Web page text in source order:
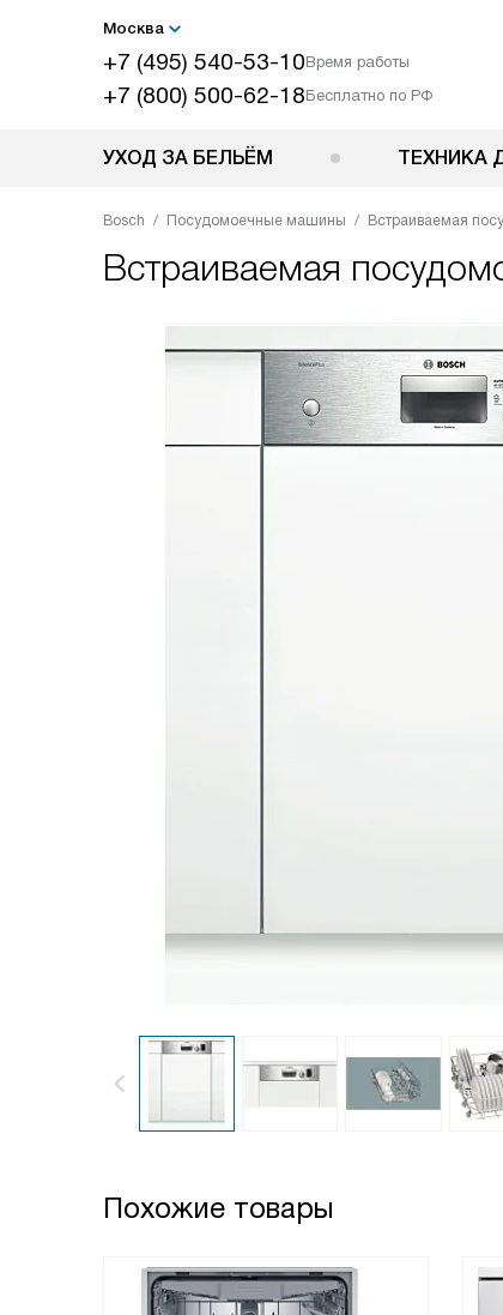
Москва
+7 (495) 540-53-10Время работы
+7 (800) 500-62-18Бесплатно по РФ
УХОД ЗА БЕЛЬЁМ ТЕХНИКА
Bosch Посудомоечные машины Встраиваемая
Встраиваемая
Похожие товары